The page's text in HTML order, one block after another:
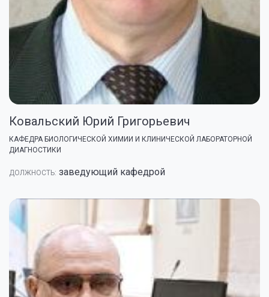
Ковальский Юрий Григорьевич
КАФЕДРА БИОЛОГИЧЕСКОЙ ХИМИИ И КЛИНИЧЕСКОЙ ЛАБОРАТОРНОЙ
ДИАГНОСТИКИ
ДОЛЖНОСТЬ: заведующий кафедрой